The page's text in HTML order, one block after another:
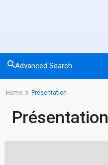
Advanced Search
Home Présentation
Présentation